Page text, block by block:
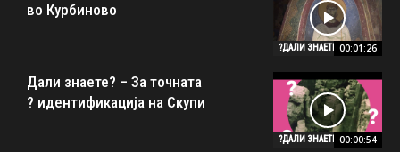
ДАЛИ ЗНАЕТЕ? 00:01:26
во Курбиново
ДАЛИ ЗНАЕТЕ? 00:00:54
Дали знаете? – За точната
идентификација на Скупи ?